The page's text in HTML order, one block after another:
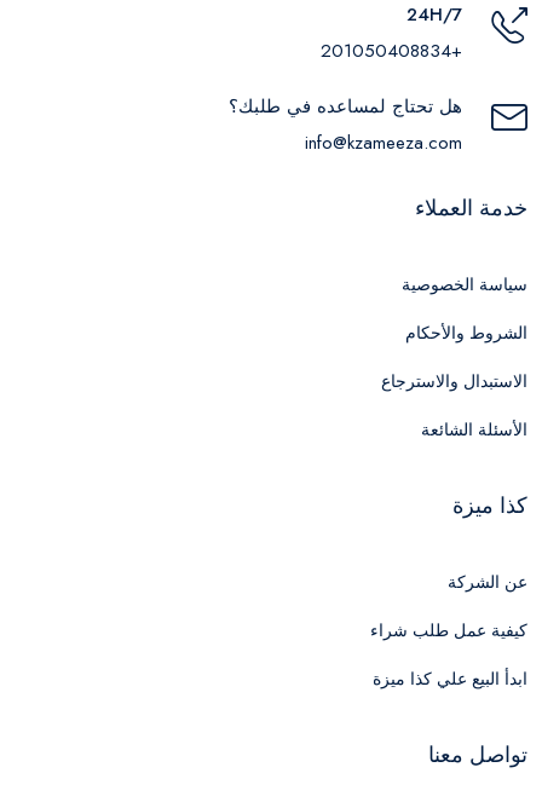
24H/7
+201050408834
هل تحتاج لمساعده في طلبك؟
info@kzameeza.com
خدمة العملاء
سياسة الخصوصية
الشروط والأحكام
الاستبدال والاسترجاع
الأسئلة الشائعة
كذا ميزة
عن الشركة
كيفية عمل طلب شراء
ابدأ البيع علي كذا ميزة
تواصل معنا